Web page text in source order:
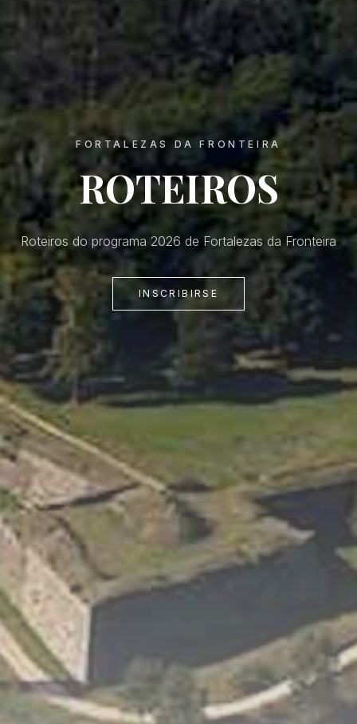
FORTALEZAS DA FRONTEIRA
ROTEIROS
Roteiros do programa 2026 de Fortalezas da Fronteira
INSCRIBIRSE